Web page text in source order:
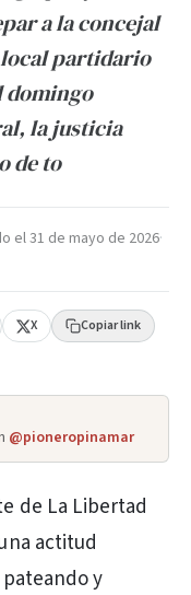
a la concejal
partidario
domingo
la justicia
de to
el31 de mayo de 2026·
X Copiar link
@pioneropinamar
de La Libertad
actitud
y